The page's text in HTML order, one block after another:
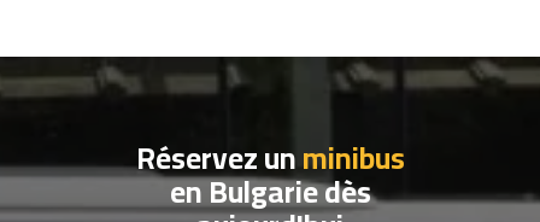
Réservez unminibus
en Bulgarie dès